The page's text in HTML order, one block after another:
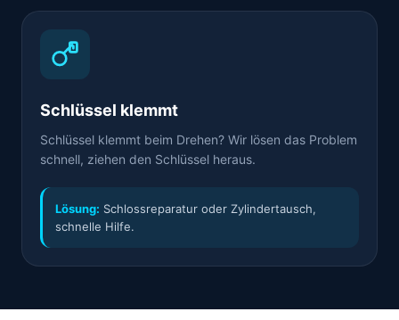
Schlüssel klemmt
Schlüssel klemmt beim Drehen? Wir lösen das Problem
schnell, ziehen den Schlüssel heraus.
Lösung: Schlossreparatur oder Zylindertausch,
schnelle Hilfe.